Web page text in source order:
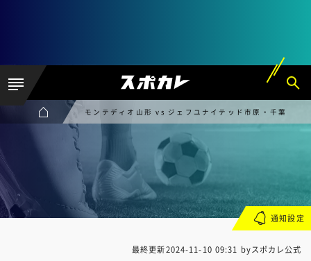
モンテディオ山形 vs ジェフユナイテッド市原・千葉
最終更新2024-11-10 09:31 byスポカレ公式
通知設定